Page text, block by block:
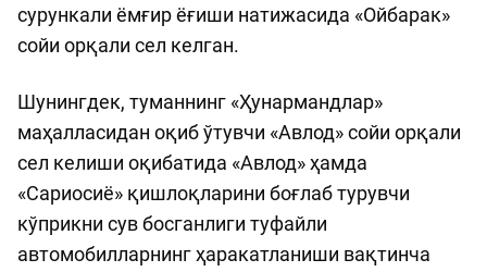
сурункали ёмғир ёғиши натижасида «Ойбарак»
сойи орқали сел келган.
Шунингдек, туманнинг «Ҳунармандлар»
маҳалласидан оқиб ўтувчи «Авлод» сойи орқали
сел келиши оқибатида «Авлод» ҳамда
«Сариосиё» қишлоқларини боғлаб турувчи
кўприкни сув босганлиги туфайли
автомобилларнинг ҳаракатланиши вақтинча